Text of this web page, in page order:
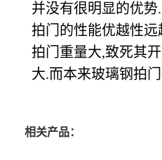
并没有很明显的优
拍门的性能优越性
拍门重量大,致死其
大.而本来玻璃钢拍
相关产品：